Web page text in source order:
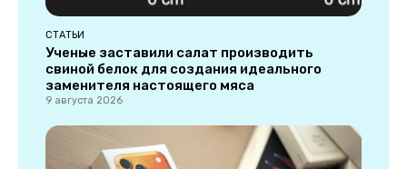
СТАТЬИ
Ученые заставили салат производить
свиной белок для создания идеального
заменителя настоящего мяса
9 августа 2026